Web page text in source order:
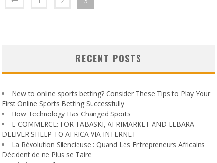
RECENT POSTS
New to online sports betting? Consider These Tips to Play Your
First Online Sports Betting Successfully
How Technology Has Changed Sports
E-COMMERCE: FOR TABASKI, AFRIMARKET AND LEBARA
DELIVER SHEEP TO AFRICA VIA INTERNET
La Révolution Silencieuse : Quand Les Entrepreneurs Africains
Décident de ne Plus se Taire